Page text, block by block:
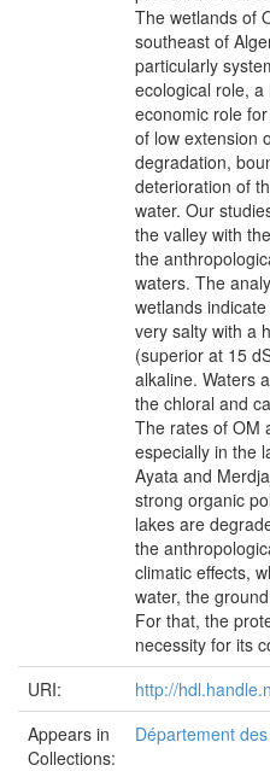
The wetlands of
southeast of
particularly
ecological role,
economic role
of low extension
degradation,
deterioration of
water. Our
the valley with
the
waters. The
wetlands
very salty with a
(superior at 15
alkaline. Waters
the chloral and
The rates of OM
especially in the
Ayata and
strong organic
lakes are
the
climatic effects,
water, the
For that, the
necessity for its
URI:
http://
Appears in
Collections:
Département